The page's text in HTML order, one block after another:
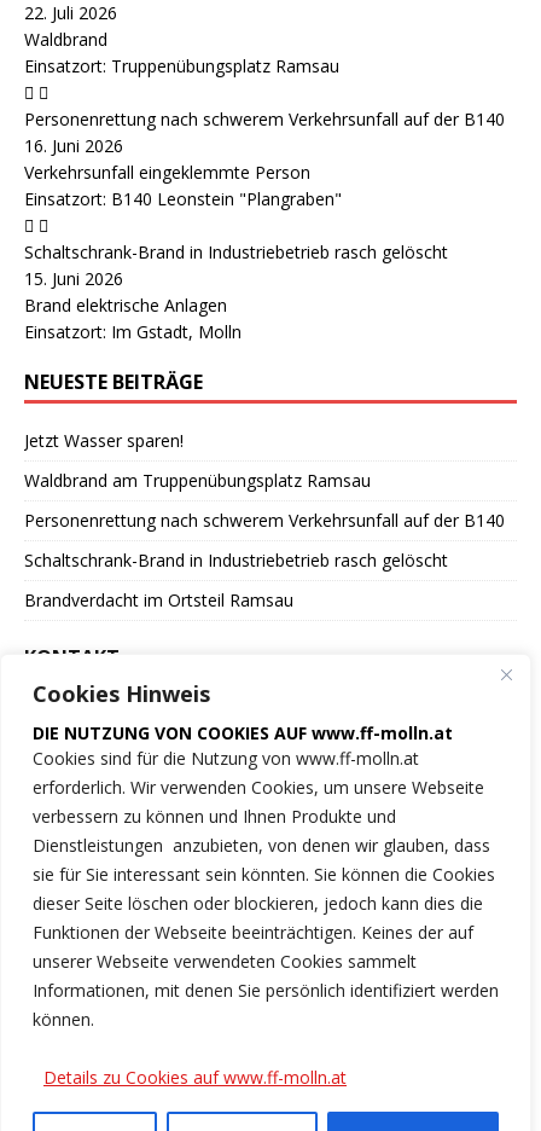
Cookies Hinweis
DIE NUTZUNG VON COOKIES AUF www.ff-molln.at
Cookies sind für die Nutzung von www.ff-molln.at
erforderlich. Wir verwenden Cookies, um unsere Webseite
verbessern zu können und Ihnen Produkte und
Dienstleistungen anzubieten, von denen wir glauben, dass
sie für Sie interessant sein könnten. Sie können die Cookies
dieser Seite löschen oder blockieren, jedoch kann dies die
Funktionen der Webseite beeinträchtigen. Keines der auf
unserer Webseite verwendeten Cookies sammelt
Informationen, mit denen Sie persönlich identifiziert werden
können.
Details zu Cookies auf www.ff-molln.at
22. Juli 2026
Waldbrand
Einsatzort: Truppenübungsplatz Ramsau
Personenrettung nach schwerem Verkehrsunfall auf der B140
16. Juni 2026
Verkehrsunfall eingeklemmte Person
Einsatzort: B140 Leonstein "Plangraben"
Schaltschrank-Brand in Industriebetrieb rasch gelöscht
15. Juni 2026
Brand elektrische Anlagen
Einsatzort: Im Gstadt, Molln
NEUESTE BEITRÄGE
Jetzt Wasser sparen!
Waldbrand am Truppenübungsplatz Ramsau
Personenrettung nach schwerem Verkehrsunfall auf der B140
Schaltschrank-Brand in Industriebetrieb rasch gelöscht
Brandverdacht im Ortsteil Ramsau
KONTAKT
der Marktgemeinde Molln
Feuerwehrstrasse 1
4591 Molln
Tel.: 07584/2222
ff-molln@ki.ooelfv.at